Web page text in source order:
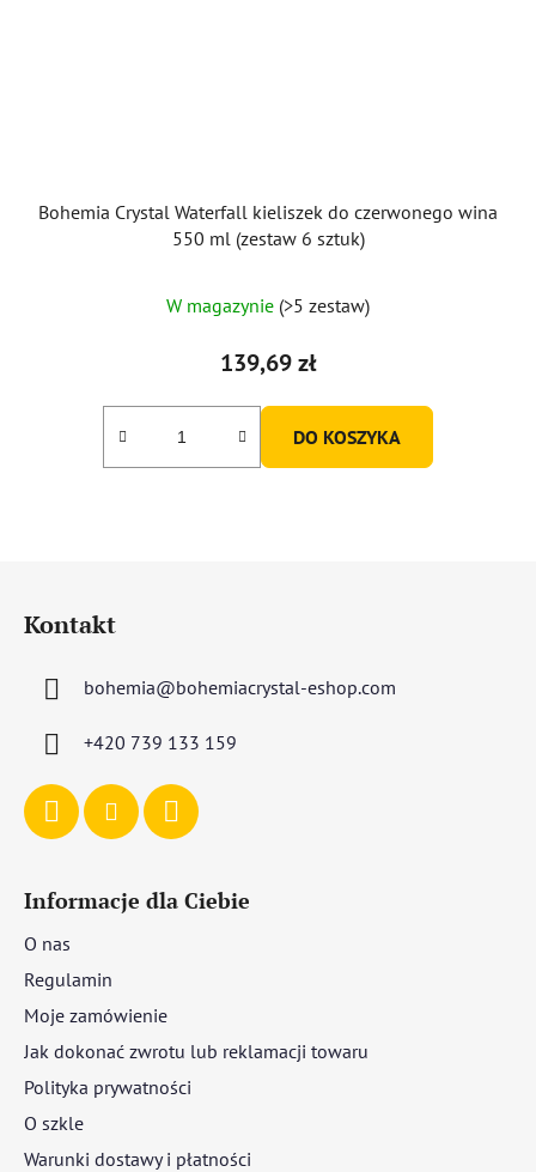
Bohemia Crystal Waterfall kieliszek do czerwonego wina
550 ml (zestaw 6 sztuk)
W magazynie (>5 zestaw)
139,69 zł
DO KOSZYKA
Kontakt
bohemia@bohemiacrystal-eshop.com
+420 739 133 159
Informacje dla Ciebie
O nas
Regulamin
Moje zamówienie
Jak dokonać zwrotu lub reklamacji towaru
Polityka prywatności
O szkle
Warunki dostawy i płatności